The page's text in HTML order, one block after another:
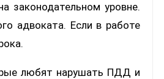
законодательном уровне.
адвоката. Если в работе
любят нарушать ПДД и